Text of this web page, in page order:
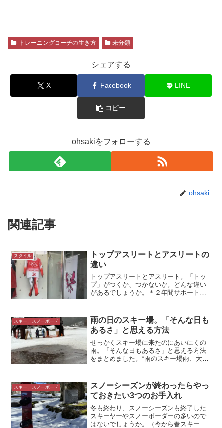
トレーニングコーチの生き方 未分類
シェアする
X Facebook LINE
コピー
ohsakiをフォローする
ohsaki
関連記事
スタイル
トップアスリートとアスリートの
違い
トップアスリートとアスリート。「トッ
プ」がつくか、つかないか。どんな違い
があるでしょうか。＊２年間サポートし
スリート」「トップアスリート」と「ア
スリート」ここでは「トッ...
スキー、スノーボード
雨の日のスキー場。「そんな日も
あるさ」と思える方法
せっかくスキー場に来たのにあいにくの
雨。「そんな日もあるさ」と思える方法
をまとめました。*雨のスキー場雨、大
ではなくなくても、大雪や、猛吹雪、霧
のときも。雨男や雨女を嘆...
スキー、スノーボード
スノーシーズンが終わったらやっ
ておきたい3つのお手入れ
冬も終わり、スノーシーズンも終了した
スキーヤーやスノーボーダーの多いので
はないでしょうか。（今から春スキー＆